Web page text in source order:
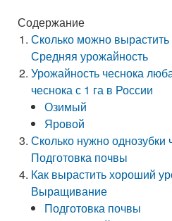
Содержание
Сколько можно вырастить
Средняя урожайность
Урожайность чеснока
чеснока с 1 га в России
Озимый
Яровой
Сколько нужно однозубки
Подготовка почвы
Как вырастить хороший
Выращивание
Подготовка почвы